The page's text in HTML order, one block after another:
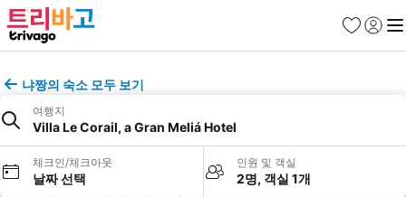
즐겨찾기
로그인
메
냐짱의 숙소 모두 보기
여행지
Villa Le Corail, a Gran Meliá Hotel
체크인/체크아웃
날짜 선택
인원 및 객실
2명, 객실 1개